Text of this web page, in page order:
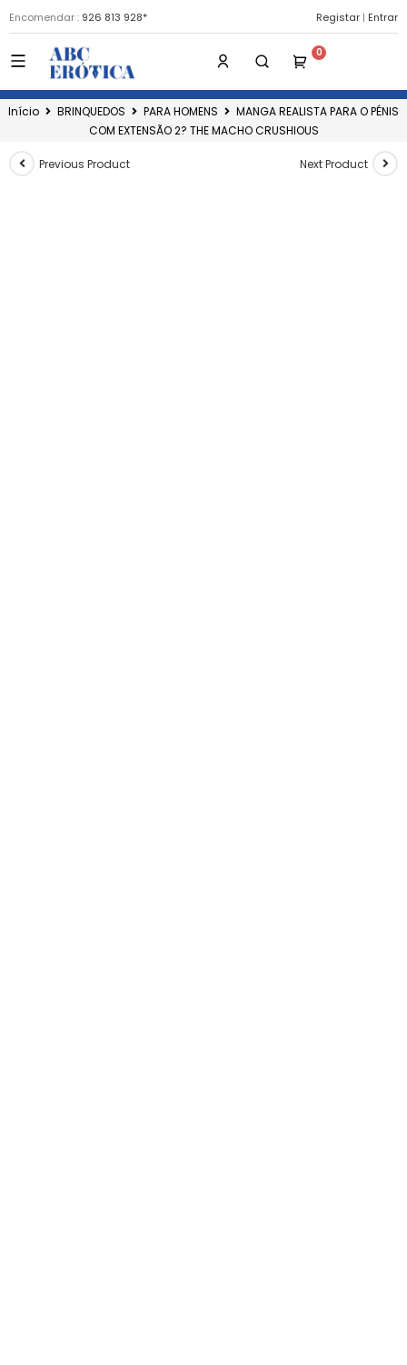
Encomendar : 926 813 928* Registar | Entrar
Início BRINQUEDOS PARA HOMENS
MANGA REALISTA PARA O PÉNIS
COM EXTENSÃO 2? THE MACHO CRUSHIOUS
Previous Product Next Product